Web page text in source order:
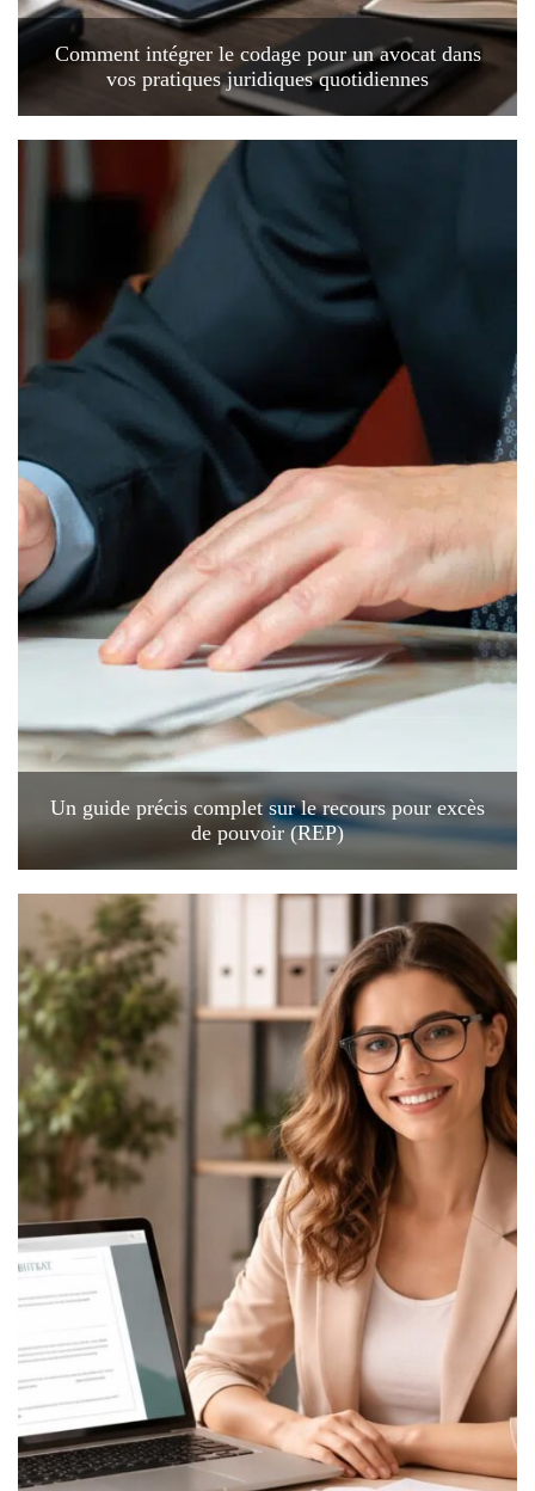
Comment intégrer le codage pour un avocat dans
vos pratiques juridiques quotidiennes
Un guide précis complet sur le recours pour excès
de pouvoir (REP)